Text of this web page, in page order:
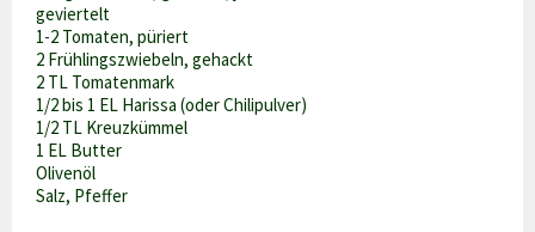
geviertelt
1-2 Tomaten, püriert
2 Frühlingszwiebeln, gehackt
2 TL Tomatenmark
1/2 bis 1 EL Harissa (oder Chilipulver)
1/2 TL Kreuzkümmel
1 EL Butter
Olivenöl
Salz, Pfeffer